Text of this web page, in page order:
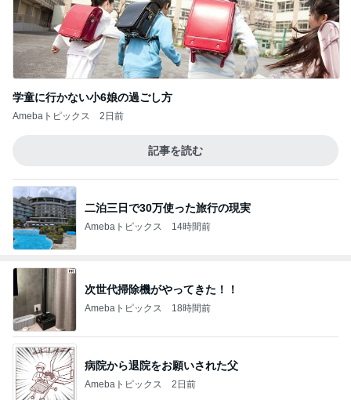
学童に行かない小6娘の過ごし方
Amebaトピックス 2日前
記事を読む
二泊三日で30万使った旅行の現実
Amebaトピックス 14時間前
次世代掃除機がやってきた！！
Amebaトピックス 18時間前
病院から退院をお願いされた父
Amebaトピックス 2日前